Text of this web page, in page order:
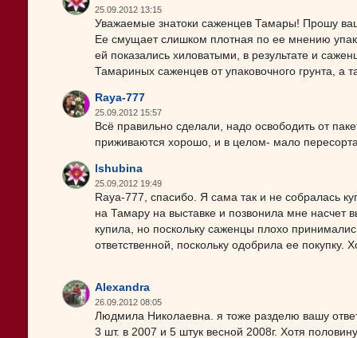
25.09.2012 13:15
Уважаемые знатоки саженцев Тамары! Прошу
Ее смущает слишком плотная по ее мнению
ей показались хиловатыми, в результате и
Тамариных саженцев от упаковочного грунта, а
Raya-777
25.09.2012 15:57
Всё правильно сделали, надо освободить от
приживаются хорошо, и в целом- мало
lshubina
25.09.2012 19:49
Raya-777, спасибо. Я сама так и не собралась
на Тамару на выставке и позвонила мне насчет
купила, но поскольку саженцы плохо
ответственной, поскольку одобрила ее покупку.
Alexandra
26.09.2012 08:05
Людмила Николаевна. я тоже разделю вашу
3 шт. в 2007 и 5 штук весной 2008г. Хотя